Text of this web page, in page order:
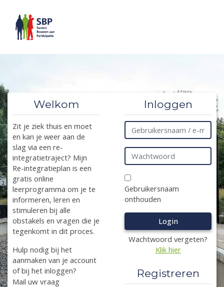
Welkom
Zit je ziek thuis en moet
en kan je weer aan de
slag via een re-
integratietraject? Mijn
Re-integratieplan is een
gratis online
leerprogramma om je te
informeren, leren en
stimuleren bij alle
obstakels en vragen die je
tegenkomt in dit proces.
Hulp nodig bij het
aanmaken van je account
of bij het inloggen?
Mail uw vraag
Inloggen
Gebruikersnaam / e-mail
Wachtwoord
Gebruikersnaam
onthouden
Login
Wachtwoord vergeten?
Klik hier
Registreren